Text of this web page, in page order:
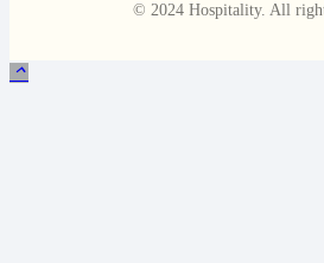
© 2024 Hospitality. All
keyboard_arrow_up